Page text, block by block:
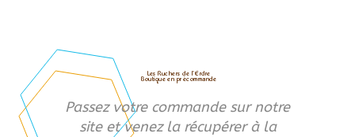
Passez votre commande sur notre
site et venez la récupérer à la
Les Ruchers de l’Erdre
Boutique en précommande